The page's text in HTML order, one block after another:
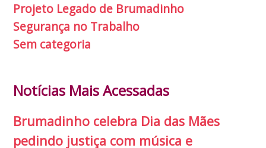
Projeto Legado de Brumadinho
Segurança no Trabalho
Sem categoria
Notícias Mais Acessadas
Brumadinho celebra Dia das Mães
pedindo justiça com música e